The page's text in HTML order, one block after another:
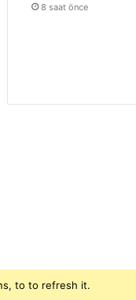
8 saat önce
to to refresh it.